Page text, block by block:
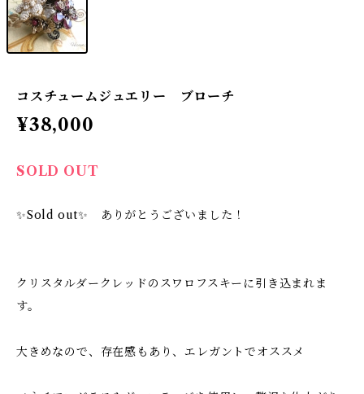
コスチュームジュエリー ブローチ
¥38,000
SOLD OUT
✨Sold out✨ ありがとうございました！
クリスタルダークレッドのスワロフスキーに引き込まれま
す。
大きめなので、存在感もあり、エレガントでオススメ